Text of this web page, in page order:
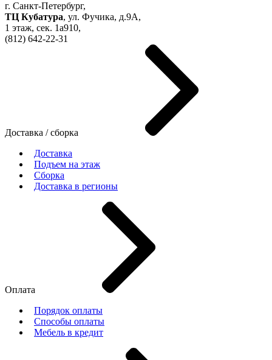
г. Санкт-Петербург,
ТЦ Кубатура, ул. Фучика, д.9А,
1 этаж, сек. 1a910,
(812) 642-22-31
Доставка / сборка
Доставка
Подъем на этаж
Сборка
Доставка в регионы
Оплата
Порядок оплаты
Способы оплаты
Мебель в кредит